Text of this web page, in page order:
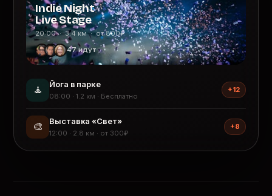
Indie Night
Live Stage
20:00 · 3.4 км · от 800₽
47 идут
🧘 Йога в парке
08:00 · 1.2 км · Бесплатно
+12
🎨 Выставка «Свет»
12:00 · 2.8 км · от 300₽
+8